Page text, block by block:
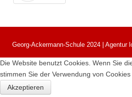
Georg-Ackermann-Schule 2024 | Agentur
Die Website benutzt Cookies. Wenn Sie
stimmen Sie der Verwendung von Cookies
Akzeptieren